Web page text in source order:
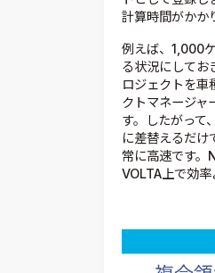
計算時間がかか
例えば、1,000
る状況にしてお
ロジェクトを車
クトマネージャ
す。したがって
に差替えるだけ
常に高速です。
VOLTA上で効